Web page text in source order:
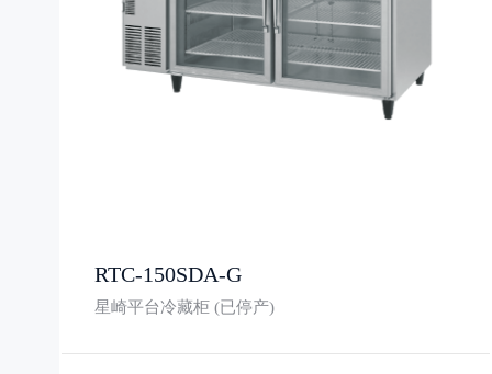
RTC-150SDA-G
星崎平台冷藏柜 (已停产)